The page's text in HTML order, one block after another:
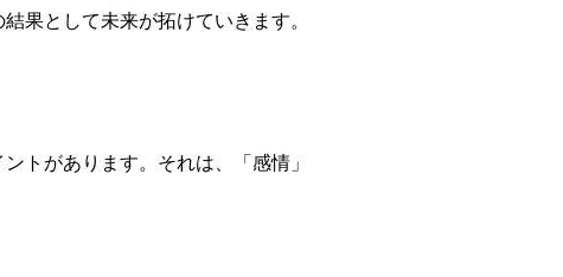
果として未来が拓けていきます。
トがあります。それは、「感情」